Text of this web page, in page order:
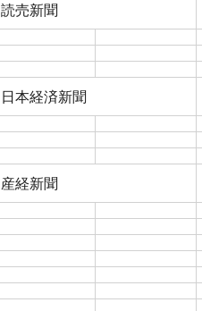
読売新聞
日本経済新聞
産経新聞